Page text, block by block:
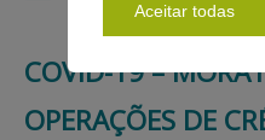
INFORMAÇÕES
COVID-19 –
OPERAÇÕES DE
Aceitar todas